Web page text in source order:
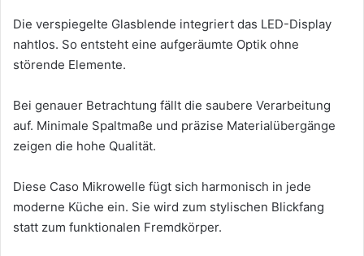
Die verspiegelte Glasblende integriert das LED-Display
nahtlos. So entsteht eine aufgeräumte Optik ohne
störende Elemente.
Bei genauer Betrachtung fällt die saubere Verarbeitung
auf. Minimale Spaltmaße und präzise Materialübergänge
zeigen die hohe Qualität.
Diese Caso Mikrowelle fügt sich harmonisch in jede
moderne Küche ein. Sie wird zum stylischen Blickfang
statt zum funktionalen Fremdkörper.